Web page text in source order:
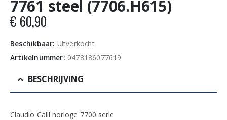
7761 steel (7706.H615)
€ 60,90
Beschikbaar: Uitverkocht
Artikelnummer: 0478186077619
BESCHRIJVING
Claudio Calli horloge 7700 serie